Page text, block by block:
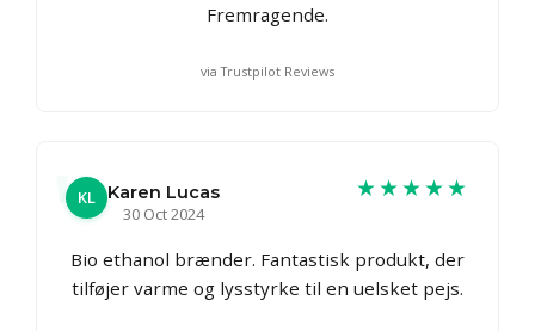
Fremragende.
via Trustpilot Reviews
KL
Karen Lucas
30 Oct 2024
★★★★★
Bio ethanol brænder. Fantastisk produkt, der
tilføjer varme og lysstyrke til en uelsket pejs.